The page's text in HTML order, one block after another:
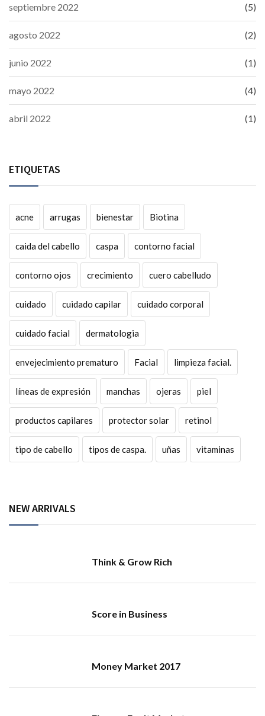
septiembre 2022 (5)
agosto 2022 (2)
junio 2022 (1)
mayo 2022 (4)
abril 2022 (1)
ETIQUETAS
acne arrugas bienestar Biotina
caida del cabello caspa contorno facial
contorno ojos crecimiento cuero cabelludo
cuidado cuidado capilar cuidado corporal
cuidado facial dermatologia
envejecimiento prematuro Facial limpieza facial.
líneas de expresión manchas ojeras piel
productos capilares protector solar retinol
tipo de cabello tipos de caspa. uñas vitaminas
NEW ARRIVALS
Think & Grow Rich
Score in Business
Money Market 2017